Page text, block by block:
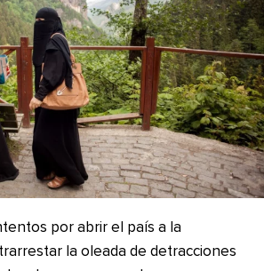
por abrir el país a la
la oleada de detracciones